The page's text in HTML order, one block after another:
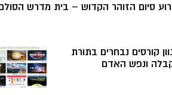
סיום הזוהר הקדוש – בית מדרש
קורסים נבחרים בתורת
ונפש האדם